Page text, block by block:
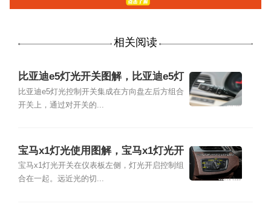
相关阅读
比亚迪e5灯光开关图解，比亚迪e5灯
光使用图解
比亚迪e5灯光控制开关集成在方向盘左后方组合
开关上，通过对开关的...
宝马x1灯光使用图解，宝马x1灯光开
关图解
宝马x1灯光开关在仪表板左侧，灯光开启控制组
合在一起。远近光的切...